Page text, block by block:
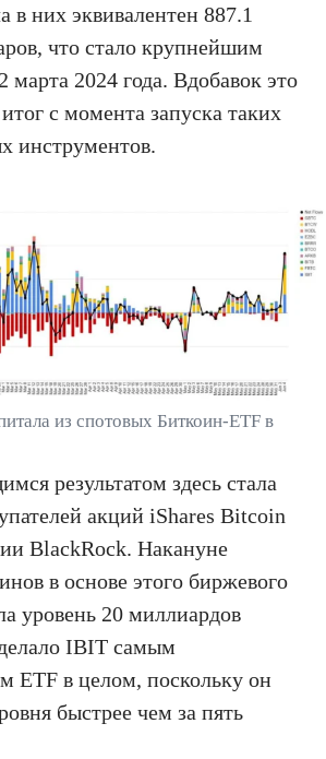
в них эквивалентен 887.1
что стало крупнейшим
марта 2024 года. Вдобавок это
с момента запуска таких
инструментов.
из спотовых Биткоин-ETF в
результатом здесь стала
акций iShares Bitcoin
BlackRock. Накануне
в основе этого биржевого
уровень 20 миллиардов
IBIT самым
ETF в целом, поскольку он
быстрее чем за пять